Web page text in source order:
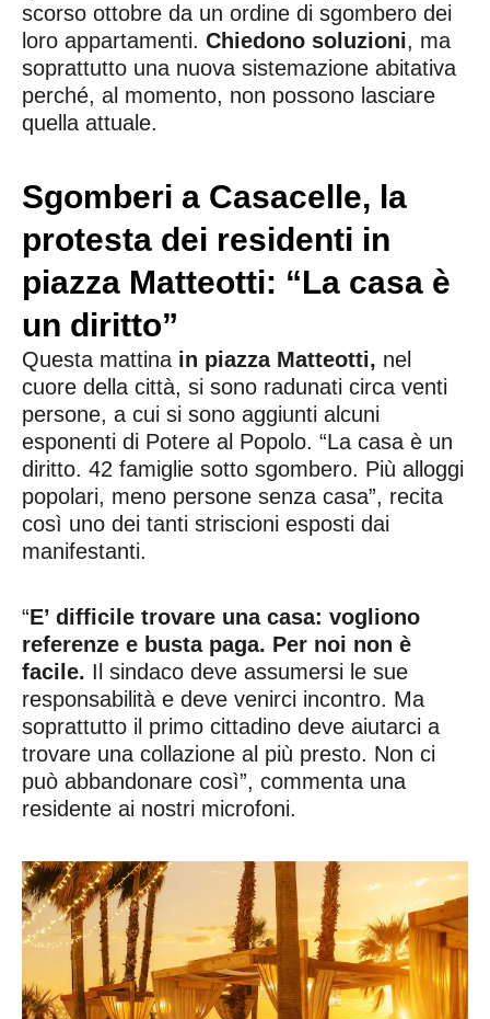
scorso ottobre da un ordine di sgombero dei
loro appartamenti. Chiedono soluzioni, ma
soprattutto una nuova sistemazione abitativa
perché, al momento, non possono lasciare
quella attuale.
Sgomberi a Casacelle, la
protesta dei residenti in
piazza Matteotti: “La casa è
un diritto”
Questa mattina in piazza Matteotti, nel
cuore della città, si sono radunati circa venti
persone, a cui si sono aggiunti alcuni
esponenti di Potere al Popolo. “La casa è un
diritto. 42 famiglie sotto sgombero. Più alloggi
popolari, meno persone senza casa”, recita
così uno dei tanti striscioni esposti dai
manifestanti.
“E’ difficile trovare una casa: vogliono
referenze e busta paga. Per noi non è
facile. Il sindaco deve assumersi le sue
responsabilità e deve venirci incontro. Ma
soprattutto il primo cittadino deve aiutarci a
trovare una collazione al più presto. Non ci
può abbandonare così”, commenta una
residente ai nostri microfoni.